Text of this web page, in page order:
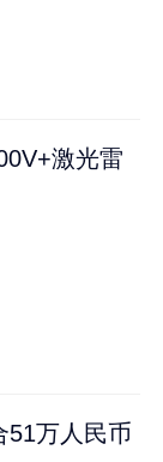
激光雷
51万人民币